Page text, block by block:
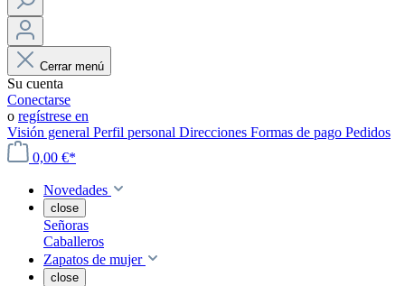
Cerrar menú
Su cuenta
Conectarse
o regístrese en
Visión general Perfil personal Direcciones Formas de pago Pedidos
0,00 €*
Novedades
close
Señoras
Caballeros
Zapatos de mujer
close